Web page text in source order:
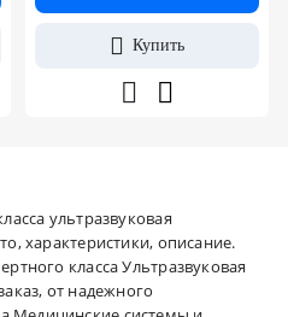
Купить
ультразвуковая
характеристики, описание.
класса Ультразвуковая
от надежного